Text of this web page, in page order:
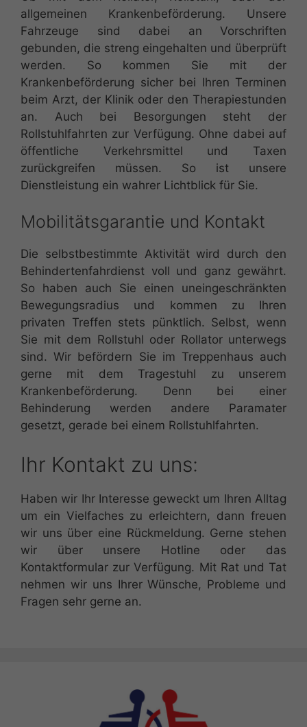
allgemeinen Krankenbeförderung. Unsere
Fahrzeuge sind dabei an Vorschriften
gebunden, die streng eingehalten und überprüft
werden. So kommen Sie mit der
Krankenbeförderung sicher bei Ihren Terminen
beim Arzt, der Klinik oder den Therapiestunden
an. Auch bei Besorgungen steht der
Rollstuhlfahrten zur Verfügung. Ohne dabei auf
öffentliche Verkehrsmittel und Taxen
zurückgreifen müssen. So ist unsere
Dienstleistung ein wahrer Lichtblick für Sie.
Mobilitätsgarantie und Kontakt
Die selbstbestimmte Aktivität wird durch den
Behindertenfahrdienst voll und ganz gewährt.
So haben auch Sie einen uneingeschränkten
Bewegungsradius und kommen zu Ihren
privaten Treffen stets pünktlich. Selbst, wenn
Sie mit dem Rollstuhl oder Rollator unterwegs
sind. Wir befördern Sie im Treppenhaus auch
gerne mit dem Tragestuhl zu unserem
Krankenbeförderung. Denn bei einer
Behinderung werden andere Paramater
gesetzt, gerade bei einem Rollstuhlfahrten.
Ihr Kontakt zu uns:
Haben wir Ihr Interesse geweckt um Ihren Alltag
um ein Vielfaches zu erleichtern, dann freuen
wir uns über eine Rückmeldung. Gerne stehen
wir über unsere Hotline oder das
Kontaktformular zur Verfügung. Mit Rat und Tat
nehmen wir uns Ihrer Wünsche, Probleme und
Fragen sehr gerne an.